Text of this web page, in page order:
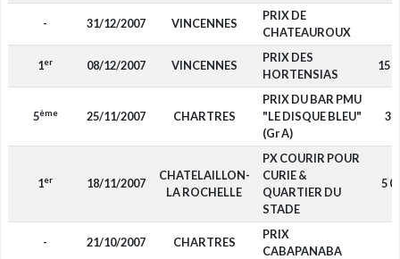
- 31/12/2007 VINCENNES
PRIX DE
CHATEAUROUX
1er 08/12/2007 VINCENNES
PRIX DES
HORTENSIAS
15
5ème 25/11/2007 CHARTRES
PRIX DU BAR PMU
"LE DISQUE BLEU"
(Gr A)
1er 18/11/2007
CHATELAILLON-
LA ROCHELLE
PX COURIR POUR
CURIE &
QUARTIER DU
STADE
5
- 21/10/2007 CHARTRES
PRIX
CABAPANABA